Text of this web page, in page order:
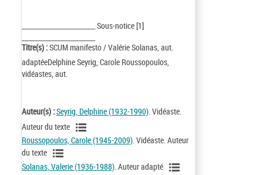
_________________________ Sous-notice [1]
Titre(s) :SCUM manifesto / Valérie Solanas, aut.
adaptéeDelphine Seyrig, Carole Roussopoulos,
vidéastes, aut.
Auteur(s) :Seyrig, Delphine (1932-1990). Vidéaste.
Auteur du texte
Roussopoulos, Carole (1945-2009). Vidéaste. Auteur
du texte
Solanas, Valerie (1936-1988) . Auteur adapté